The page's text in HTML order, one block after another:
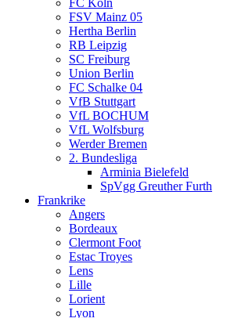
FC Koln
FSV Mainz 05
Hertha Berlin
RB Leipzig
SC Freiburg
Union Berlin
FC Schalke 04
VfB Stuttgart
VfL BOCHUM
VfL Wolfsburg
Werder Bremen
2. Bundesliga
Arminia Bielefeld
SpVgg Greuther Furth
Frankrike
Angers
Bordeaux
Clermont Foot
Estac Troyes
Lens
Lille
Lorient
Lyon